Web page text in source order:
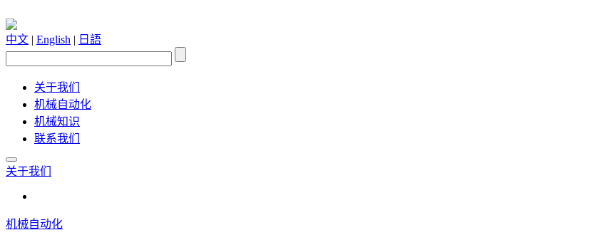
中文 | English | 日語
关于我们
机械自动化
机械知识
联系我们
关于我们
机械自动化